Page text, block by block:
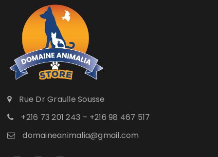
Rue Dr Graulle Sousse
+216 73 201 243 – +216 98 467 517
domaineanimalia@gmail.com